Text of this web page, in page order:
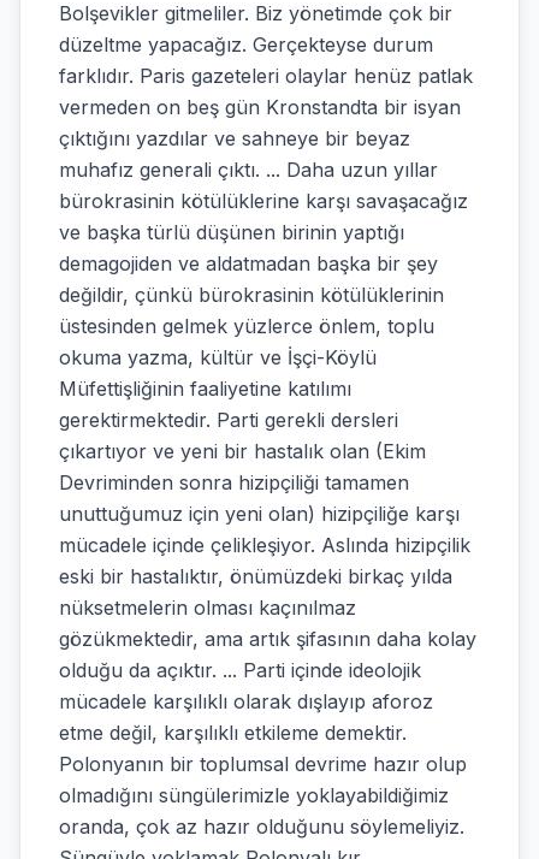
Bolşevikler gitmeliler. Biz yönetimde çok bir
düzeltme yapacağız. Gerçekteyse durum
farklıdır. Paris gazeteleri olaylar henüz patlak
vermeden on beş gün Kronstandta bir isyan
çıktığını yazdılar ve sahneye bir beyaz
muhafız generali çıktı. ... Daha uzun yıllar
bürokrasinin kötülüklerine karşı savaşacağız
ve başka türlü düşünen birinin yaptığı
demagojiden ve aldatmadan başka bir şey
değildir, çünkü bürokrasinin kötülüklerinin
üstesinden gelmek yüzlerce önlem, toplu
okuma yazma, kültür ve İşçi-Köylü
Müfettişliğinin faaliyetine katılımı
gerektirmektedir. Parti gerekli dersleri
çıkartıyor ve yeni bir hastalık olan (Ekim
Devriminden sonra hizipçiliği tamamen
unuttuğumuz için yeni olan) hizipçiliğe karşı
mücadele içinde çelikleşiyor. Aslında hizipçilik
eski bir hastalıktır, önümüzdeki birkaç yılda
nüksetmelerin olması kaçınılmaz
gözükmektedir, ama artık şifasının daha kolay
olduğu da açıktır. ... Parti içinde ideolojik
mücadele karşılıklı olarak dışlayıp aforoz
etme değil, karşılıklı etkileme demektir.
Polonyanın bir toplumsal devrime hazır olup
olmadığını süngülerimizle yoklayabildiğimiz
oranda, çok az hazır olduğunu söylemeliyiz.